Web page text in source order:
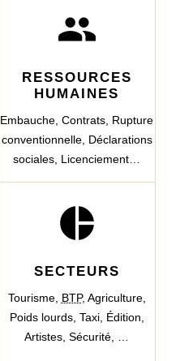
people
RESSOURCES
HUMAINES
Embauche,Contrats, Rupture
conventionnelle, Déclarations
sociales, Licenciement…
pie_chart
SECTEURS
Tourisme, BTP, Agriculture,
Poids lourds, Taxi, Édition,
Artistes,Sécurité, …